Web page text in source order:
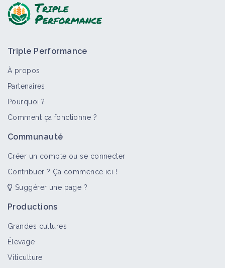
Verger maraîcher
Triple Performance
À propos
Partenaires
Pourquoi ?
Comment ça fonctionne ?
Communauté
Créer un compte ou se connecter
Contribuer ? Ça commence ici !
Suggérer une page ?
Productions
Grandes cultures
Élevage
Viticulture